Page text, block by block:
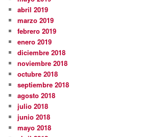
abril 2019
marzo 2019
febrero 2019
enero 2019
diciembre 2018
noviembre 2018
octubre 2018
septiembre 2018
agosto 2018
julio 2018
junio 2018
mayo 2018